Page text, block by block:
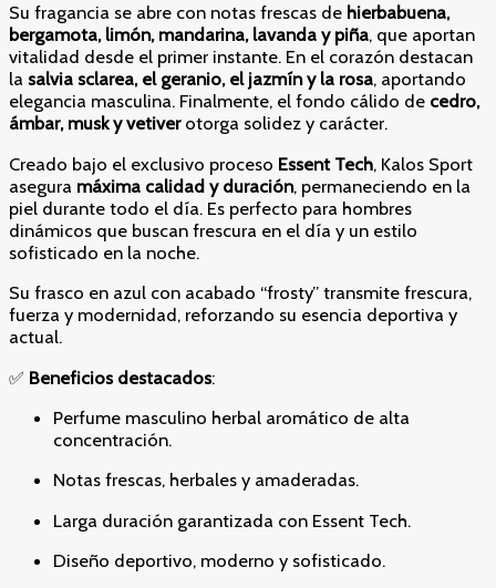
Su fragancia se abre con notas frescas de hierbabuena,
bergamota, limón, mandarina, lavanda y piña, que aportan
vitalidad desde el primer instante. En el corazón destacan
la salvia sclarea, el geranio, el jazmín y la rosa, aportando
elegancia masculina. Finalmente, el fondo cálido de cedro,
ámbar, musk y vetiverotorga solidez y carácter.
Creado bajo el exclusivo proceso Essent Tech, Kalos Sport
asegura máxima calidad y duración, permaneciendo en la
piel durante todo el día. Es perfecto para hombres
dinámicos que buscan frescura en el día y un estilo
sofisticado en la noche.
Su frasco en azul con acabado “frosty” transmite frescura,
fuerza y modernidad, reforzando su esencia deportiva y
actual.
✅ Beneficios destacados:
Perfume masculino herbal aromático de alta
concentración.
Notas frescas, herbales y amaderadas.
Larga duración garantizada con Essent Tech.
Diseño deportivo, moderno y sofisticado.